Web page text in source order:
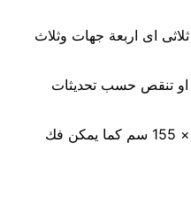
اى اربعة جهات وثلاث
تزيد او تنقص حسب تحديثات
أبعاد الماكينة الخارجي 65× 90 × 155 سم كما يمكن فك